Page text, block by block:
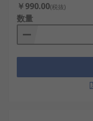
￥990.00(税抜)
数量